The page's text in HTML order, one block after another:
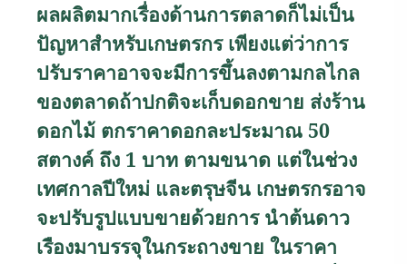
ผลผลิตมากเรื่องด้านการตลาดก็ไม่เป็น
ปัญหาสำหรับเกษตรกร เพียงแต่ว่าการ
ปรับราคาอาจจะมีการขึ้นลงตามกลไกล
ของตลาดถ้าปกติจะเก็บดอกขาย ส่งร้าน
ดอกไม้ ตกราคาดอกละประมาณ 50
สตางค์ ถึง 1 บาท ตามขนาด แต่ในช่วง
เทศกาลปีใหม่ และตรุษจีน เกษตรกรอาจ
จะปรับรูปแบบขายด้วยการ นำต้นดาว
เรืองมาบรรจุในกระถางขาย ในราคา